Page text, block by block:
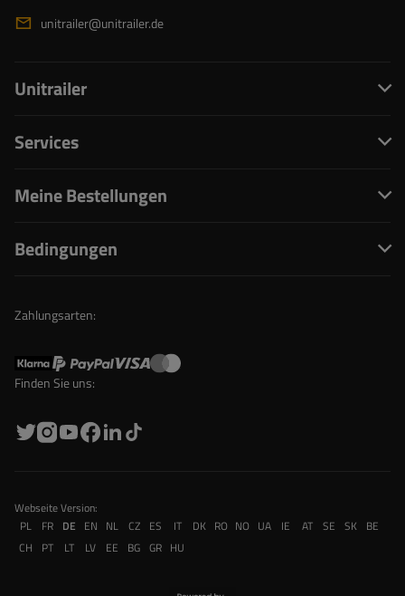
unitrailer@unitrailer.de
Unitrailer
Services
Meine Bestellungen
Bedingungen
Zahlungsarten:
Finden Sie uns:
Webseite Version:
PL
FR DE EN NL CZ ES IT DK RO NO UA IE AT SE SK BE
CH
PT LT LV EE BG GR HU